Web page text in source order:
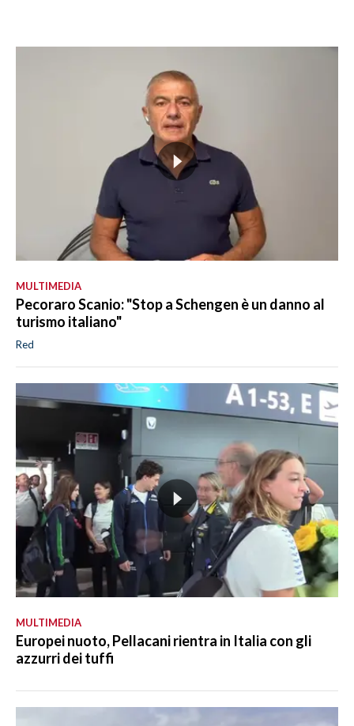
MULTIMEDIA
Pecoraro Scanio: "Stop a Schengen è un danno al
turismo italiano"
Red
MULTIMEDIA
Europei nuoto, Pellacani rientra in Italia con gli
azzurri dei tuffi